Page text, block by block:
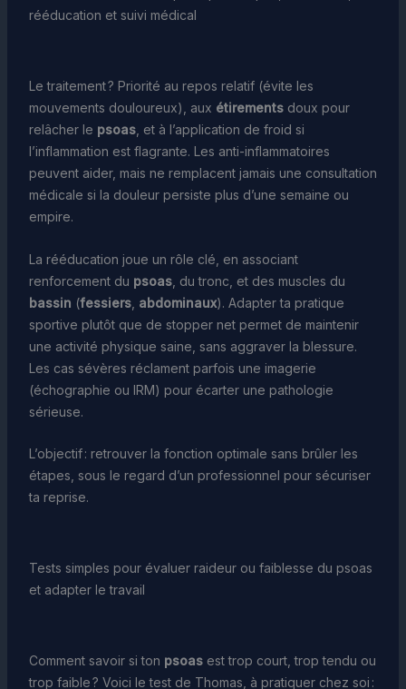
rééducation et suivi médical
Le traitement ? Priorité au repos relatif (évite les
mouvements douloureux), aux étirementsdoux pour
relâcher le psoas, et à l’application de froid si
l’inflammation est flagrante. Les anti-inflammatoires
peuvent aider, mais ne remplacent jamais une consultation
médicale si la douleur persiste plus d’une semaine ou
empire.
La rééducation joue un rôle clé, en associant
renforcement du psoas, du tronc, et des muscles du
bassin (fessiers, abdominaux). Adapter ta pratique
sportive plutôt que de stopper net permet de maintenir
une activité physique saine, sans aggraver la blessure.
Les cas sévères réclament parfois une imagerie
(échographie ou IRM) pour écarter une pathologie
sérieuse.
L’objectif : retrouver la fonction optimale sans brûler les
étapes, sous le regard d’un professionnel pour sécuriser
ta reprise.
Tests simples pour évaluer raideur ou faiblesse du psoas
et adapter le travail
Comment savoir si ton psoasest trop court, trop tendu ou
trop faible ? Voici le test de Thomas, à pratiquer chez soi :